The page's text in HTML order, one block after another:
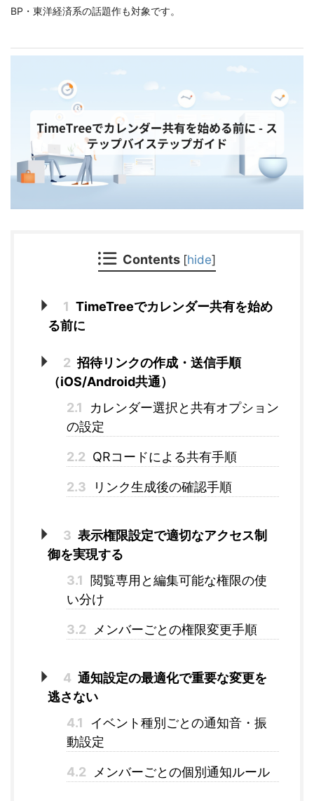
BP・東洋経済系の話題作も対象です。
Contents [hide]
1 TimeTreeでカレンダー共有を始め
る前に
2 招待リンクの作成・送信手順
（iOS/Android共通）
2.1
カレンダー選択と共有オプション
の設定
2.2 QRコードによる共有手順
2.3 リンク生成後の確認手順
3 表示権限設定で適切なアクセス制
御を実現する
3.1
閲覧専用と編集可能な権限の使
い分け
3.2 メンバーごとの権限変更手順
4 通知設定の最適化で重要な変更を
逃さない
4.1
イベント種別ごとの通知音・振
動設定
4.2 メンバーごとの個別通知ルール